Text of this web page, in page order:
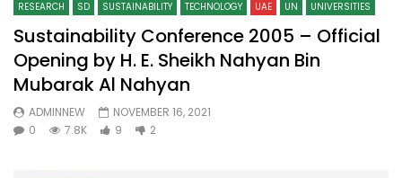
RESEARCH
SD SUSTAINABILITY TECHNOLOGY UAE UN UNIVERSITIES
Sustainability Conference 2005 – Official
Opening by H. E. Sheikh Nahyan Bin
Mubarak Al Nahyan
ADMINNEW
NOVEMBER 16, 2021
0
7.8K 9 2